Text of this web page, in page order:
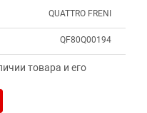
QUATTRO FRENI
QF80Q00194
товара и его